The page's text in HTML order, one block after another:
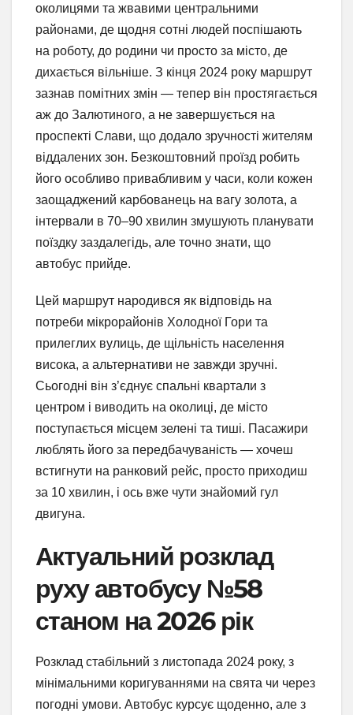
околицями та жвавими центральними
районами, де щодня сотні людей поспішають
на роботу, до родини чи просто за місто, де
дихається вільніше. З кінця 2024 року маршрут
зазнав помітних змін — тепер він простягається
аж до Залютиного, а не завершується на
проспекті Слави, що додало зручності жителям
віддалених зон. Безкоштовний проїзд робить
його особливо привабливим у часи, коли кожен
заощаджений карбованець на вагу золота, а
інтервали в 70–90 хвилин змушують планувати
поїздку заздалегідь, але точно знати, що
автобус прийде.
Цей маршрут народився як відповідь на
потреби мікрорайонів Холодної Гори та
прилеглих вулиць, де щільність населення
висока, а альтернативи не завжди зручні.
Сьогодні він з’єднує спальні квартали з
центром і виводить на околиці, де місто
поступається місцем зелені та тиші. Пасажири
люблять його за передбачуваність — хочеш
встигнути на ранковий рейс, просто приходиш
за 10 хвилин, і ось вже чути знайомий гул
двигуна.
Актуальний розклад
руху автобусу №58
станом на 2026 рік
Розклад стабільний з листопада 2024 року, з
мінімальними коригуваннями на свята чи через
погодні умови. Автобус курсує щоденно, але з